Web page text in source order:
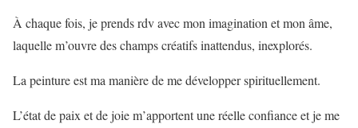
À chaque fois, je prends rdv avec mon imagination et mon âme,
laquelle m’ouvre des champs créatifs inattendus, inexplorés.
La peinture est ma manière de me développer spirituellement.
L’état de paix et de joie m’apportent une réelle confiance et je me